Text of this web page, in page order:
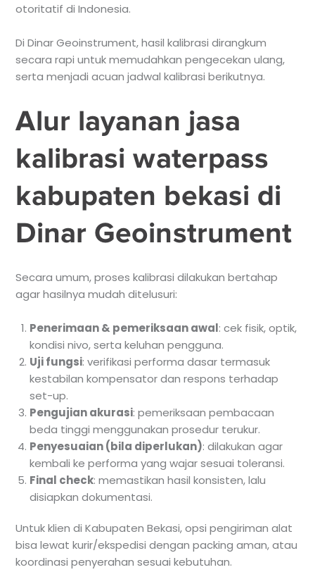
otoritatif di Indonesia.
Di Dinar Geoinstrument, hasil kalibrasi dirangkum
secara rapi untuk memudahkan pengecekan ulang,
serta menjadi acuan jadwal kalibrasi berikutnya.
Alur layanan jasa
kalibrasi waterpass
kabupaten bekasi di
Dinar Geoinstrument
Secara umum, proses kalibrasi dilakukan bertahap
agar hasilnya mudah ditelusuri:
Penerimaan & pemeriksaan awal: cek fisik, optik,
kondisi nivo, serta keluhan pengguna.
Uji fungsi: verifikasi performa dasar termasuk
kestabilan kompensator dan respons terhadap
set-up.
Pengujian akurasi: pemeriksaan pembacaan
beda tinggi menggunakan prosedur terukur.
Penyesuaian (bila diperlukan): dilakukan agar
kembali ke performa yang wajar sesuai toleransi.
Final check: memastikan hasil konsisten, lalu
disiapkan dokumentasi.
Untuk klien di Kabupaten Bekasi, opsi pengiriman alat
bisa lewat kurir/ekspedisi dengan packing aman, atau
koordinasi penyerahan sesuai kebutuhan.